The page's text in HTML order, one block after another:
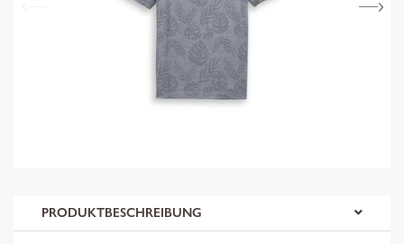
PRODUKTBESCHREIBUNG